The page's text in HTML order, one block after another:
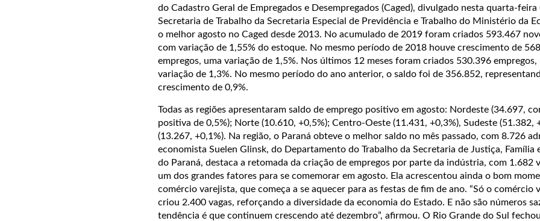
do Cadastro Geral de Empregados e Desempregados (Caged), divulgado nesta quarta-feira
Secretaria de Trabalho da Secretaria Especial de Previdência e Trabalho do Ministério da
o melhor agosto no Caged desde 2013. No acumulado de 2019 foram criados 593.467
com variação de 1,55% do estoque. No mesmo período de 2018 houve crescimento de
empregos, uma variação de 1,5%. Nos últimos 12 meses foram criados 530.396 empregos,
variação de 1,3%. No mesmo período do ano anterior, o saldo foi de 356.852,
crescimento de 0,9%.
Todas as regiões apresentaram saldo de emprego positivo em agosto: Nordeste (34.697,
positiva de 0,5%); Norte (10.610, +0,5%); Centro-Oeste (11.431, +0,3%), Sudeste (51.382,
(13.267, +0,1%). Na região, o Paraná obteve o melhor saldo no mês passado, com 8.726
economista Suelen Glinsk, do Departamento do Trabalho da Secretaria de Justiça, Família
do Paraná, destaca a retomada da criação de empregos por parte da indústria, com 1.682
um dos grandes fatores para se comemorar em agosto. Ela acrescentou ainda o bom
comércio varejista, que começa a se aquecer para as festas de fim de ano. “Só o comércio
criou 2.400 vagas, reforçando a diversidade da economia do Estado. E não são números
tendência é que continuem crescendo até dezembro”, afirmou. O Rio Grande do Sul